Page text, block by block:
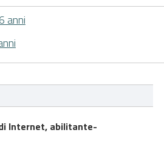
anni
Internet, abilitante-